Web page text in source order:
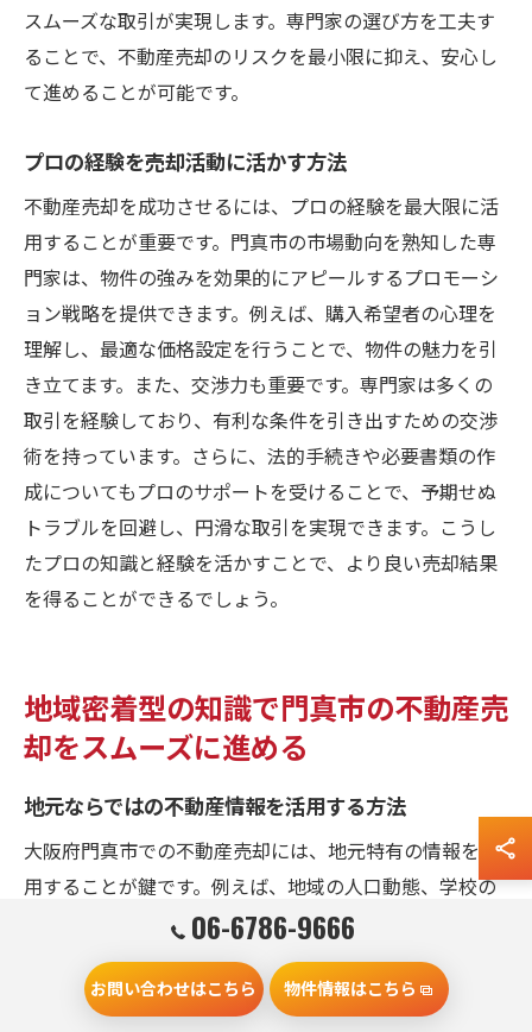
スムーズな取引が実現します。専門家の選び方を工夫す
ることで、不動産売却のリスクを最小限に抑え、安心し
て進めることが可能です。
プロの経験を売却活動に活かす方法
不動産売却を成功させるには、プロの経験を最大限に活
用することが重要です。門真市の市場動向を熟知した専
門家は、物件の強みを効果的にアピールするプロモーシ
ョン戦略を提供できます。例えば、購入希望者の心理を
理解し、最適な価格設定を行うことで、物件の魅力を引
き立てます。また、交渉力も重要です。専門家は多くの
取引を経験しており、有利な条件を引き出すための交渉
術を持っています。さらに、法的手続きや必要書類の作
成についてもプロのサポートを受けることで、予期せぬ
トラブルを回避し、円滑な取引を実現できます。こうし
たプロの知識と経験を活かすことで、より良い売却結果
を得ることができるでしょう。
地域密着型の知識で門真市の不動産売
却をスムーズに進める
地元ならではの不動産情報を活用する方法
大阪府門真市での不動産売却には、地元特有の情報を活
用することが鍵です。例えば、地域の人口動態、学校の
評価、交通アクセスといった情報は、潜在的な購入者に
とって非常に重要です。これらの情報を基に、物件の付
加価値を提示できると、他の物件との差別化が可能で
06-6786-9666
お問い合わせはこちら 物件情報はこちら